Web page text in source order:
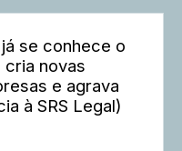
se conhece o
novas
e agrava
à SRS Legal)